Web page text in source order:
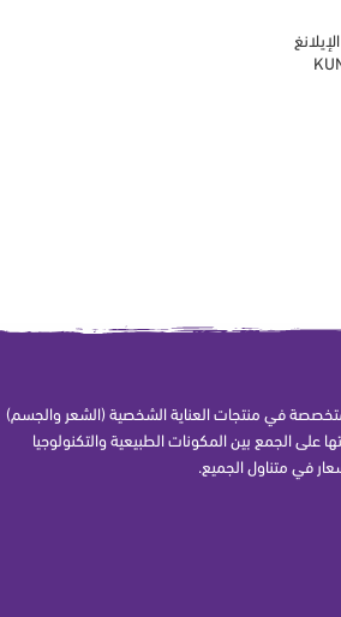
في منتجات العناية الشخصية (الشعر والجسم)
على الجمع بين المكونات الطبيعية والتكنولوجيا
في متناول الجميع.